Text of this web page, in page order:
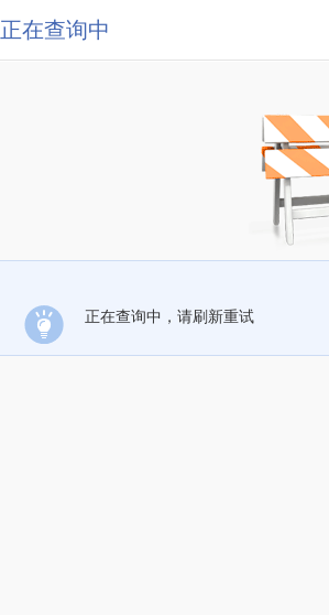
正在查询中
正在查询中，请刷新重试